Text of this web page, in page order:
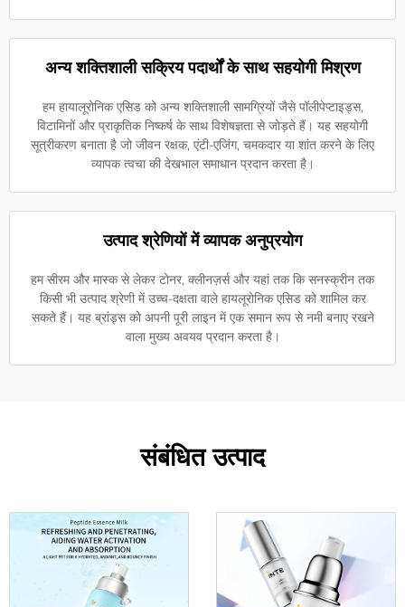
अन्य शक्तिशाली सक्रिय पदार्थों के साथ सहयोगी मिश्रण
हम हायालूरोनिक एसिड को अन्य शक्तिशाली सामग्रियों जैसे पॉलीपेप्टाइड्स,
विटामिनों और प्राकृतिक निष्कर्ष के साथ विशेषज्ञता से जोड़ते हैं। यह सहयोगी
सूत्रीकरण बनाता है जो जीवन रक्षक, एंटी-एजिंग, चमकदार या शांत करने के लिए
व्यापक त्वचा की देखभाल समाधान प्रदान करता है।
उत्पाद श्रेणियों में व्यापक अनुप्रयोग
हम सीरम और मास्क से लेकर टोनर, क्लीनज़र्स और यहां तक कि सनस्क्रीन तक
किसी भी उत्पाद श्रेणी में उच्च-दक्षता वाले हायलूरोनिक एसिड को शामिल कर
सकते हैं। यह ब्रांड्स को अपनी पूरी लाइन में एक समान रूप से नमी बनाए रखने
वाला मुख्य अवयव प्रदान करता है।
संबंधित उत्पाद